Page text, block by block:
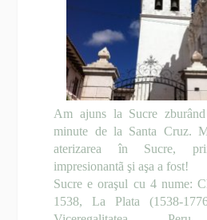
Am ajuns la Sucre
minute de la Santa Cruz.
aterizarea în Sucre,
impresionantã şi aşa a fost!
Sucre e oraşul cu 4 nume:
1538, La Plata (1538-